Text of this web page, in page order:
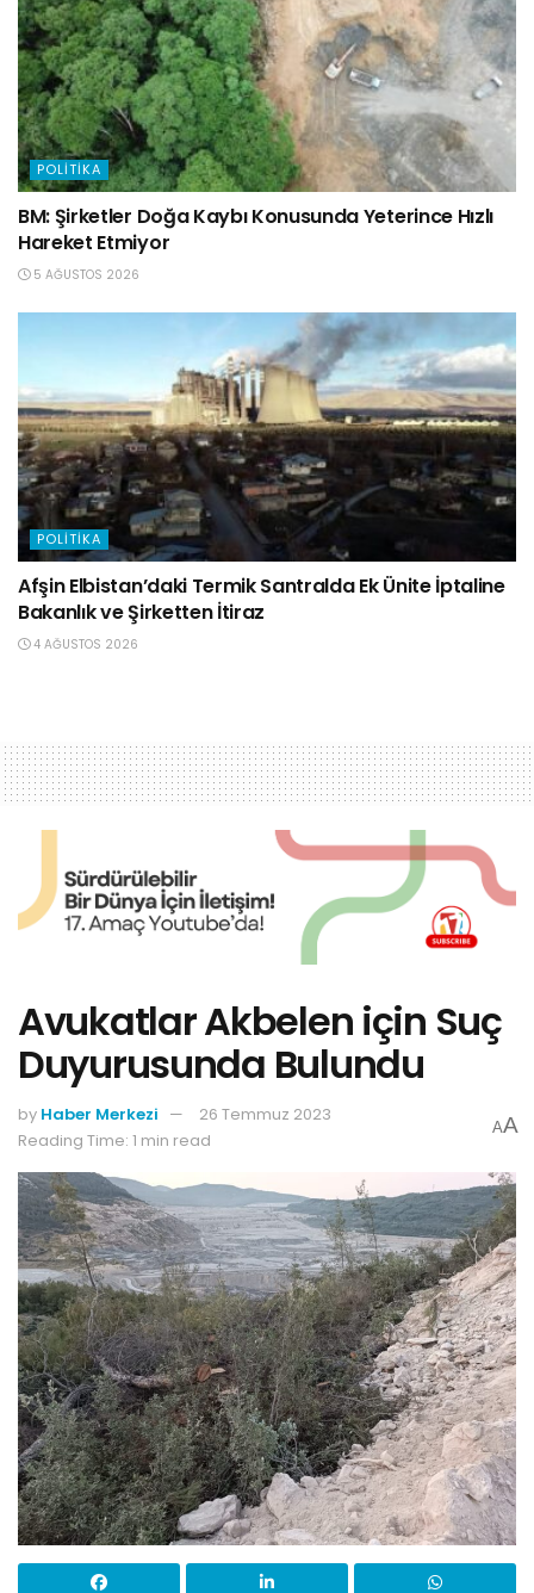
POLITIKA
BM: Şirketler Doğa Kaybı Konusunda Yeterince Hızlı
Hareket Etmiyor
5 AĞUSTOS 2026
POLITIKA
Afşin Elbistan’daki Termik Santralda Ek Ünite İptaline
Bakanlık ve Şirketten İtiraz
4 AĞUSTOS 2026
Avukatlar Akbelen için Suç
Duyurusunda Bulundu
by Haber Merkezi
26 Temmuz 2023
Reading Time: 1 min read
AA